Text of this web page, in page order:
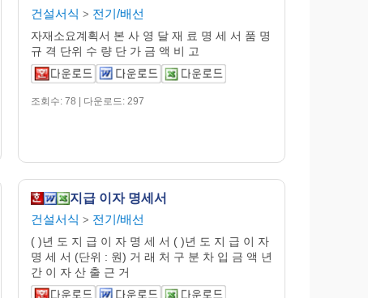
건설서식 > 전기/배선
자재소요계획서 본 사 영 달 재 료 명 세 서 품 명
규 격 단위 수 량 단 가 금 액 비 고
조회수: 78 | 다운로드: 297
지급 이자 명세서
건설서식 > 전기/배선
( )년 도 지 급 이 자 명 세 서 ( )년 도 지 급 이 자
명 세 서 (단위 : 원) 거 래 처 구 분 차 입 금 액 년
간 이 자 산 출 근 거